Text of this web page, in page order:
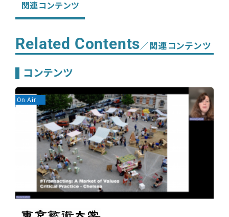
関連コンテンツ
Related Contents／関連コンテンツ
コンテンツ
On Air